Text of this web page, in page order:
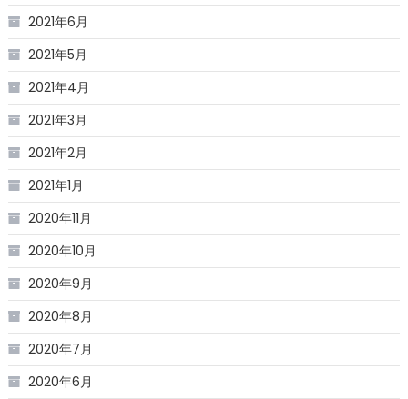
2021年6月
2021年5月
2021年4月
2021年3月
2021年2月
2021年1月
2020年11月
2020年10月
2020年9月
2020年8月
2020年7月
2020年6月